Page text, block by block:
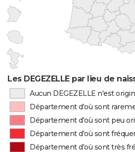
Les DEGEZELLE par lieu de
Aucun DEGEZELLE n'est
Département d'où sont
Département d'où sont peu
Département d'où sont
Département d'où sont très